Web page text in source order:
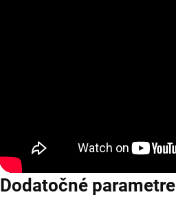
Dodatočné parametre